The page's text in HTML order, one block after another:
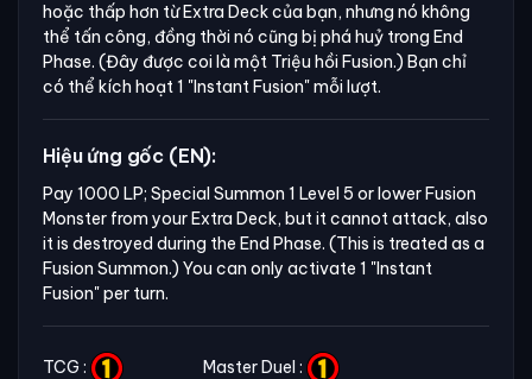
hoặc thấp hơn từ Extra Deck của bạn, nhưng nó không
thể tấn công, đồng thời nó cũng bị phá huỷ trong End
Phase. (Đây được coi là một Triệu hồi Fusion.) Bạn chỉ
có thể kích hoạt 1 "Instant Fusion"mỗi lượt.
Hiệu ứng gốc (EN):
Pay 1000 LP; Special Summon 1 Level 5 or lower Fusion
Monster from your Extra Deck, but it cannot attack, also
it is destroyed during the End Phase. (This is treated as a
Fusion Summon.) You can only activate 1 "Instant
Fusion" per turn.
TCG : Master Duel :